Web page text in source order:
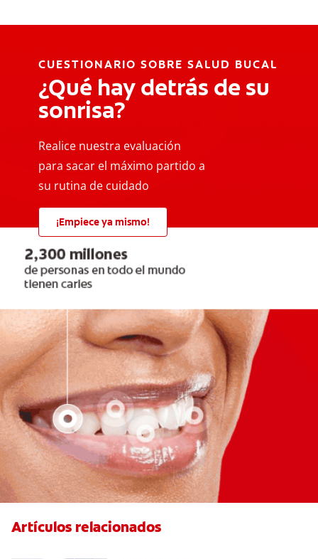
CUESTIONARIO SOBRE SALUD BUCAL
¿Qué hay detrás de su
sonrisa?
Realice nuestra evaluación
para sacar el máximo partido a
su rutina de cuidado
¡Empiece ya mismo!
Artículos relacionados